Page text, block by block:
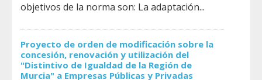
objetivos de la norma son: La adaptación...
Proyecto de orden de modificación sobre la
concesión, renovación y utilización del
"Distintivo de Igualdad de la Región de
Murcia" a Empresas Públicas y Privadas